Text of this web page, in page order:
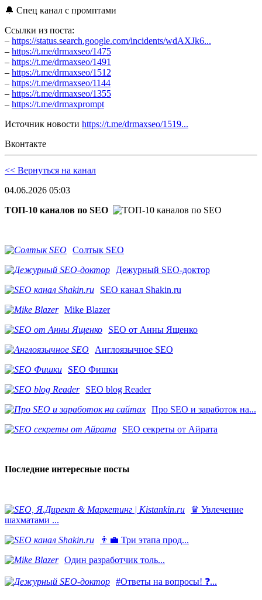
🔔 Спец канал с промптами
Ссылки из поста:
– https://status.search.google.com/incidents/wdAXJk6...
– https://t.me/drmaxseo/1475
– https://t.me/drmaxseo/1491
– https://t.me/drmaxseo/1512
– https://t.me/drmaxseo/1144
– https://t.me/drmaxseo/1355
– https://t.me/drmaxprompt
Источник новости https://t.me/drmaxseo/1519...
Вконтакте
<< Вернуться на канал
04.06.2026 05:03
ТОП-10 каналов по SEO
Солтык SEO
Дежурный SEO-доктор
SEO канал Shakin.ru
Mike Blazer
SEO от Анны Ященко
Англоязычное SEO
SEO Фишки
SEO blog Reader
Про SEO и заработок на...
SEO секреты от Айрата
Последние интересные посты
♛ Увлечение
шахматами ...
👨‍💼 Три этапа прод...
​Один разработчик толь...
#Ответы на вопросы! ❓...